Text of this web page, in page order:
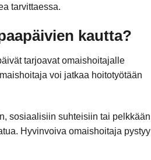
tarvittaessa.
kautta?
tarjoavat omaishoitajalle
voi jatkaa hoitotyötään
sosiaalisiin suhteisiin tai pelkkään
Hyvinvoiva omaishoitaja pystyy